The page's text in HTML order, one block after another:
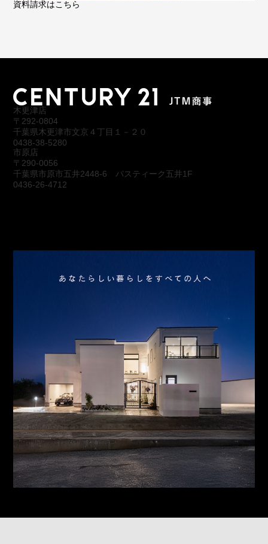
資料請求はこちら
木更津店
〒292-0804
千葉県木更津市文京４丁目１－２０
0438-38-5280
市原店
〒290-0056
千葉県市原市五井2448-6 パスティーク五井1F
0436-26-4712